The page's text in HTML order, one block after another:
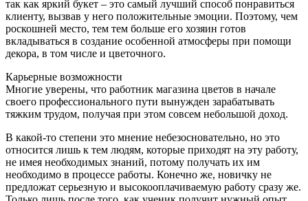
так как яркий букет – это самый лучший способ понравиться
клиенту, вызвав у него положительные эмоции. Поэтому, чем
роскошней место, тем тем больше его хозяин готов
вкладываться в создание особенной атмосферы при помощи
декора, в том числе и цветочного.
Карьерные возможности
Многие уверены, что работник магазина цветов в начале
своего профессионального пути вынужден зарабатывать
тяжким трудом, получая при этом совсем небольшой доход.
В какой-то степени это мнение небезосновательно, но это
относится лишь к тем людям, которые приходят на эту работу,
не имея необходимых знаний, потому получать их им
необходимо в процессе работы. Конечно же, новичку не
предложат серьезную и высокооплачиваемую работу сразу же.